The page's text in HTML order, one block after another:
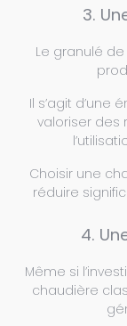
3.
Le granulé
Il s’agit d’une
valoriser des
Choisir une
réduire
4.
Même si
chaudière